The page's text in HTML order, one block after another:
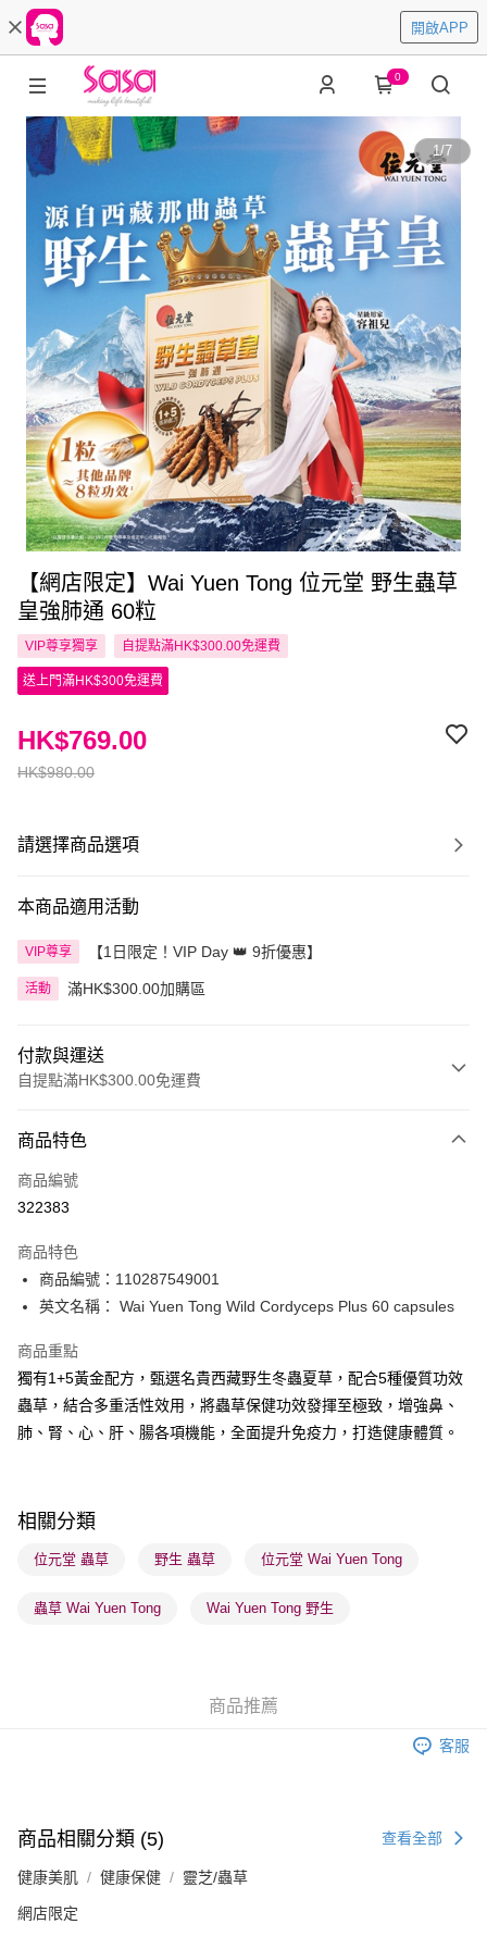
開啟APP
0
1/7
【網店限定】Wai Yuen Tong 位元堂 野生蟲草
皇強肺通 60粒
VIP尊享獨享 自提點滿HK$300.00免運費
送上門滿HK$300免運費
HK$980.00
HK$769.00
請選擇商品選項
本商品適用活動
VIP尊享 【1日限定！VIP Day 👑 9折優惠】
活動 滿HK$300.00加購區
付款與運送
自提點滿HK$300.00免運費
信用卡
Apple Pay
PayMe
WeChat Pay
BoC Pay
送貨方式
順豐自助櫃 - 確認發貨後1-3個工作天送達
順豐站及營業點 - 確認發貨後1-3個工作天送達
物流公司進行物流配送
取。逾期會取消訂單，並不會安排重寄
商品特色
商品編號
322383
商品特色
商品編號：110287549001
英文名稱： Wai Yuen Tong Wild Cordyceps Plus 60 capsules
商品重點
獨有1+5黃金配方，甄選名貴西藏野生冬蟲夏草，配合5種優質功效
蟲草，結合多重活性效用，將蟲草保健功效發揮至極致，增強鼻、
肺、腎、心、肝、腸各項機能，全面提升免疫力，打造健康體質。
相關分類
位元堂 蟲草 野生 蟲草 位元堂 Wai Yuen Tong
蟲草 Wai Yuen Tong Wai Yuen Tong 野生
商品推薦
客服
商品相關分類 (5) 查看全部
健康美肌 健康保健 靈芝/蟲草
網店限定